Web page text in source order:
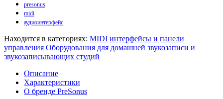
presonus
midi
аудиоинтерфейс
Находится в категориях: MIDI интерфейсы и панели
управления Оборудования для домашней звукозаписи и
звукозаписывающих студий
Описание
Характеристики
О бренде PreSonus